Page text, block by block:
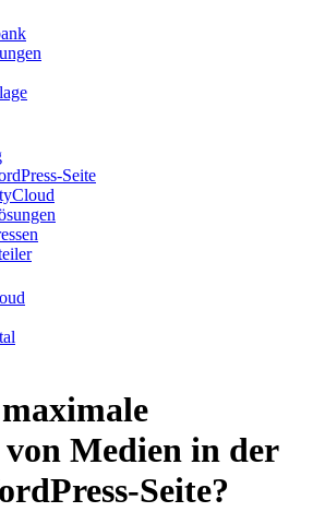
Seite
Medien in der
Seite?